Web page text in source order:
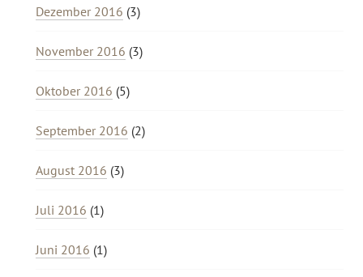
Dezember 2016 (3)
November 2016 (3)
Oktober 2016 (5)
September 2016 (2)
August 2016 (3)
Juli 2016 (1)
Juni 2016 (1)